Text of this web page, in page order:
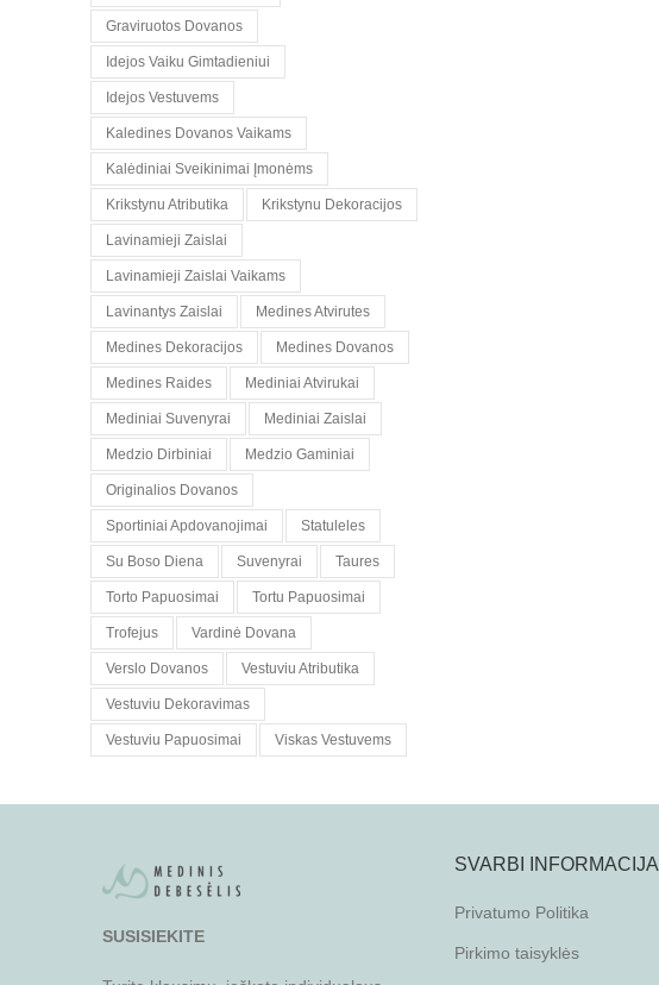
Graviruotos Dovanos
Idejos Vaiku Gimtadieniui
Idejos Vestuvems
Kaledines Dovanos Vaikams
Kalėdiniai Sveikinimai Įmonėms
Krikstynu Atributika Krikstynu Dekoracijos
Lavinamieji Zaislai
Lavinamieji Zaislai Vaikams
Lavinantys Zaislai Medines Atvirutes
Medines Dekoracijos Medines Dovanos
Medines Raides Mediniai Atvirukai
Mediniai Suvenyrai Mediniai Zaislai
Medzio Dirbiniai Medzio Gaminiai
Originalios Dovanos
Sportiniai Apdovanojimai Statuleles
Su Boso Diena Suvenyrai Taures
Torto Papuosimai Tortu Papuosimai
Trofejus Vardinė Dovana
Verslo Dovanos Vestuviu Atributika
Vestuviu Dekoravimas
Vestuviu Papuosimai Viskas Vestuvems
SUSISIEKITE
SVARBI INFORMACIJA
Privatumo Politika
Pirkimo taisyklės